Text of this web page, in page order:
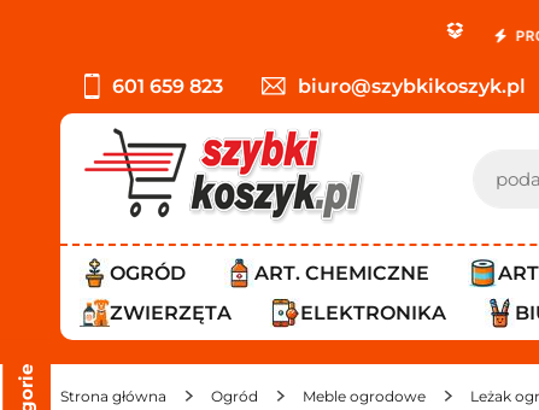
PROMOCJA:
601 659 823 biuro@szybkikoszyk.pl
OGRÓD ART. CHEMICZNE
ZWIERZĘTA
ELEKTRONIKA
Strona główna Ogród Meble ogrodowe Leżak